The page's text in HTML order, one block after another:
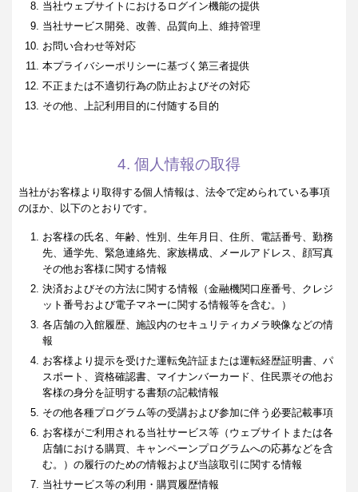
当社ウェブサイトにおけるログイン機能の提供
当社サービス開発、改善、品質向上、維持管理
お問い合わせ等対応
本プライバシーポリシーに基づく第三者提供
不正または不適切行為の防止およびその対応
その他、上記利用目的に付随する目的
4. 個人情報の取得
当社がお客様より取得する個人情報は、法令で定められている事項
のほか、以下のとおりです。
お客様の氏名、年齢、性別、生年月日、住所、電話番号、勤務
先、通学先、緊急連絡先、家族構成、メールアドレス、顔写真
その他お客様に関する情報
決済およびその方法に関する情報（金融機関口座番号、クレジ
ット番号および電子マネーに関する情報等を含む。）
各店舗の入館履歴、施設内のセキュリティカメラ映像などの情
報
お客様より提示を受けた運転免許証または運転経歴証明書、パ
スポート、資格確認書、マイナンバーカード、住民票その他お
客様の身分を証明する書類の記載情報
その他各種プログラム等の受講および参加に伴う必要記載事項
お客様がご利用される当社サービス等（ウェブサイトまたは各
店舗における購買、キャンペーンプログラムへの応募などを含
む。）の履行のための情報および当該取引に関する情報
当社サービス等の利用・購買履歴情報